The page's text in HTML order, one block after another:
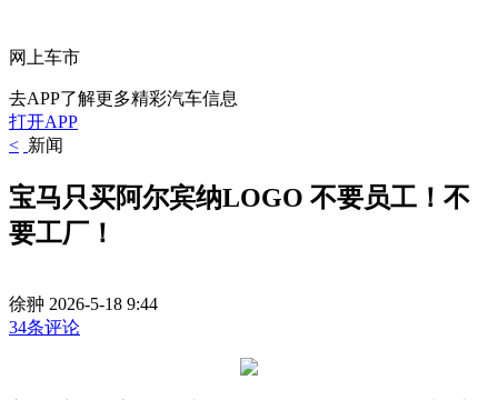
网上车市
去APP了解更多精彩汽车信息
打开APP
< 新闻
宝马只买阿尔宾纳LOGO 不要员工！不
要工厂！
徐翀 2026-5-18 9:44
34条评论